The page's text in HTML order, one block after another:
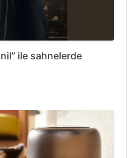
ile sahnelerde